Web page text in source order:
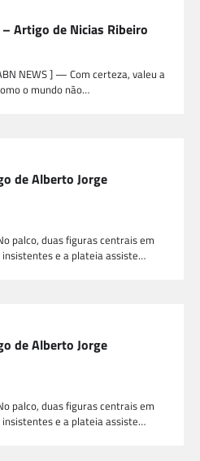
Artigo de Nicias Ribeiro
NEWS ] — Com certeza, valeu a
o mundo não…
de Alberto Jorge
palco, duas figuras centrais em
e a plateia assiste…
de Alberto Jorge
palco, duas figuras centrais em
e a plateia assiste…